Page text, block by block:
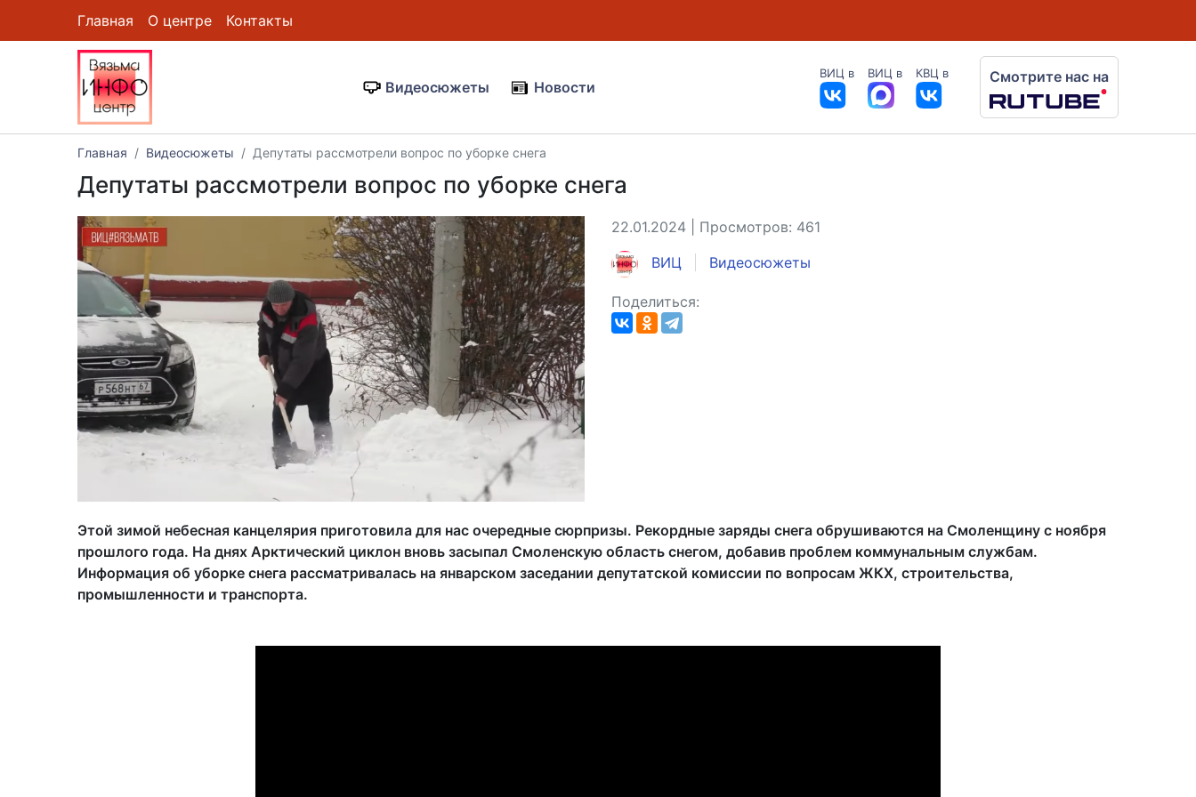
Главная О центре Контакты
Видеосюжеты Новости
ВИЦ в ВИЦ в КВЦ в Смотрите нас на
Главная Видеосюжеты Депутаты рассмотрели вопрос по уборке снега
Депутаты рассмотрели вопрос по уборке снега
22.01.2024 | Просмотров: 461
ВИЦ Видеосюжеты
Поделиться:
Этой зимой небесная канцелярия приготовила для нас очередные сюрпризы. Рекордные заряды снега обрушиваются на Смоленщину с ноября
прошлого года. На днях Арктический циклон вновь засыпал Смоленскую область снегом, добавив проблем коммунальным службам.
Информация об уборке снега рассматривалась на январском заседании депутатской комиссии по вопросам ЖКХ, строительства,
промышленности и транспорта.